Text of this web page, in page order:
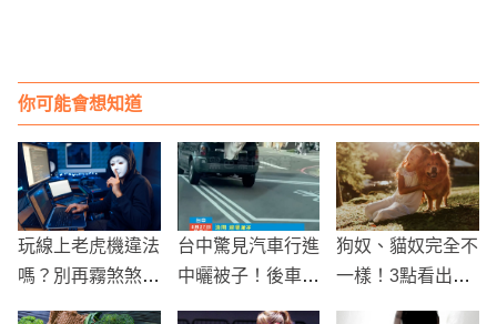
你可能會想知道
玩線上老虎機違法
嗎？別再霧煞煞！
台中驚見汽車行進
中曬被子！後車廂
狗奴、貓奴完全不
一樣！3點看出差